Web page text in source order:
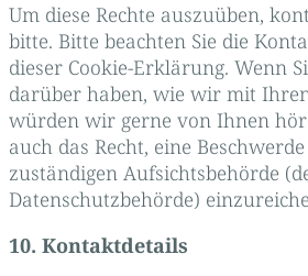
Um diese Rechte auszuüben,
bitte. Bitte beachten Sie die
dieser Cookie-Erklärung. Wenn
darüber haben, wie wir mit
würden wir gerne von Ihnen
auch das Recht, eine
zuständigen Aufsichtsbehörde
Datenschutzbehörde)
10. Kontaktdetails